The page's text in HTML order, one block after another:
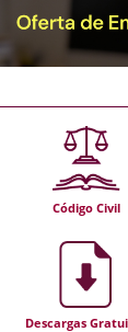
Código Civil
Descargas